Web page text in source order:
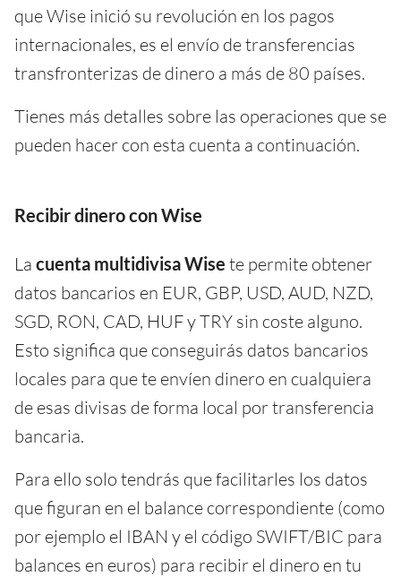
que Wise inició su revolución en los pagos
internacionales, es el envío de transferencias
transfronterizas de dinero a más de 80 países.
Tienes más detalles sobre las operaciones que se
pueden hacer con esta cuenta a continuación.
Recibir dinero con Wise
La cuenta multidivisa Wise te permite obtener
datos bancarios en EUR, GBP, USD, AUD, NZD,
SGD, RON, CAD, HUF y TRY sin coste alguno.
Esto significa que conseguirás datos bancarios
locales para que te envíen dinero en cualquiera
de esas divisas de forma local por transferencia
bancaria.
Para ello solo tendrás que facilitarles los datos
que figuran en el balance correspondiente (como
por ejemplo el IBAN y el código SWIFT/BIC para
balances en euros) para recibir el dinero en tu